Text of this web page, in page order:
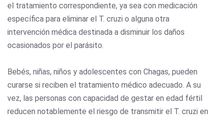
el tratamiento correspondiente, ya sea con medicación
específica para eliminar el T. cruzi o alguna otra
intervención médica destinada a disminuir los daños
ocasionados por el parásito.
Bebés, niñas, niños y adolescentes con Chagas, pueden
curarse si reciben el tratamiento médico adecuado. A su
vez, las personas con capacidad de gestar en edad fértil
reducen notablemente el riesgo de transmitir el T. cruzi en